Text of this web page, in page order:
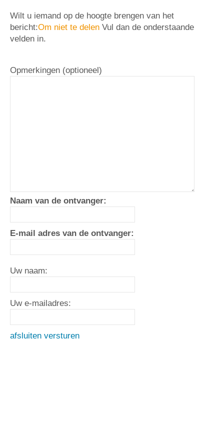
Wilt u iemand op de hoogte brengen van het
bericht:Om niet te delen Vul dan de onderstaande
velden in.
Opmerkingen (optioneel)
Naam van de ontvanger:
E-mail adres van de ontvanger:
Uw naam:
Uw e-mailadres:
afsluiten versturen